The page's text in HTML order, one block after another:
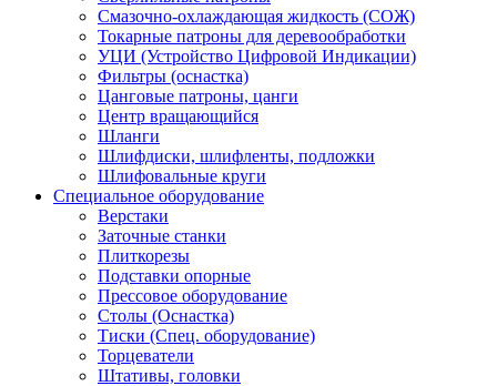
Смазочно-охлаждающая жидкость (СОЖ)
Токарные патроны для деревообработки
УЦИ (Устройство Цифровой Индикации)
Фильтры (оснастка)
Цанговые патроны, цанги
Центр вращающийся
Шланги
Шлифдиски, шлифленты, подложки
Шлифовальные круги
Специальное оборудование
Верстаки
Заточные станки
Плиткорезы
Подставки опорные
Прессовое оборудование
Столы (Оснастка)
Тиски (Спец. оборудование)
Торцеватели
Штативы, головки